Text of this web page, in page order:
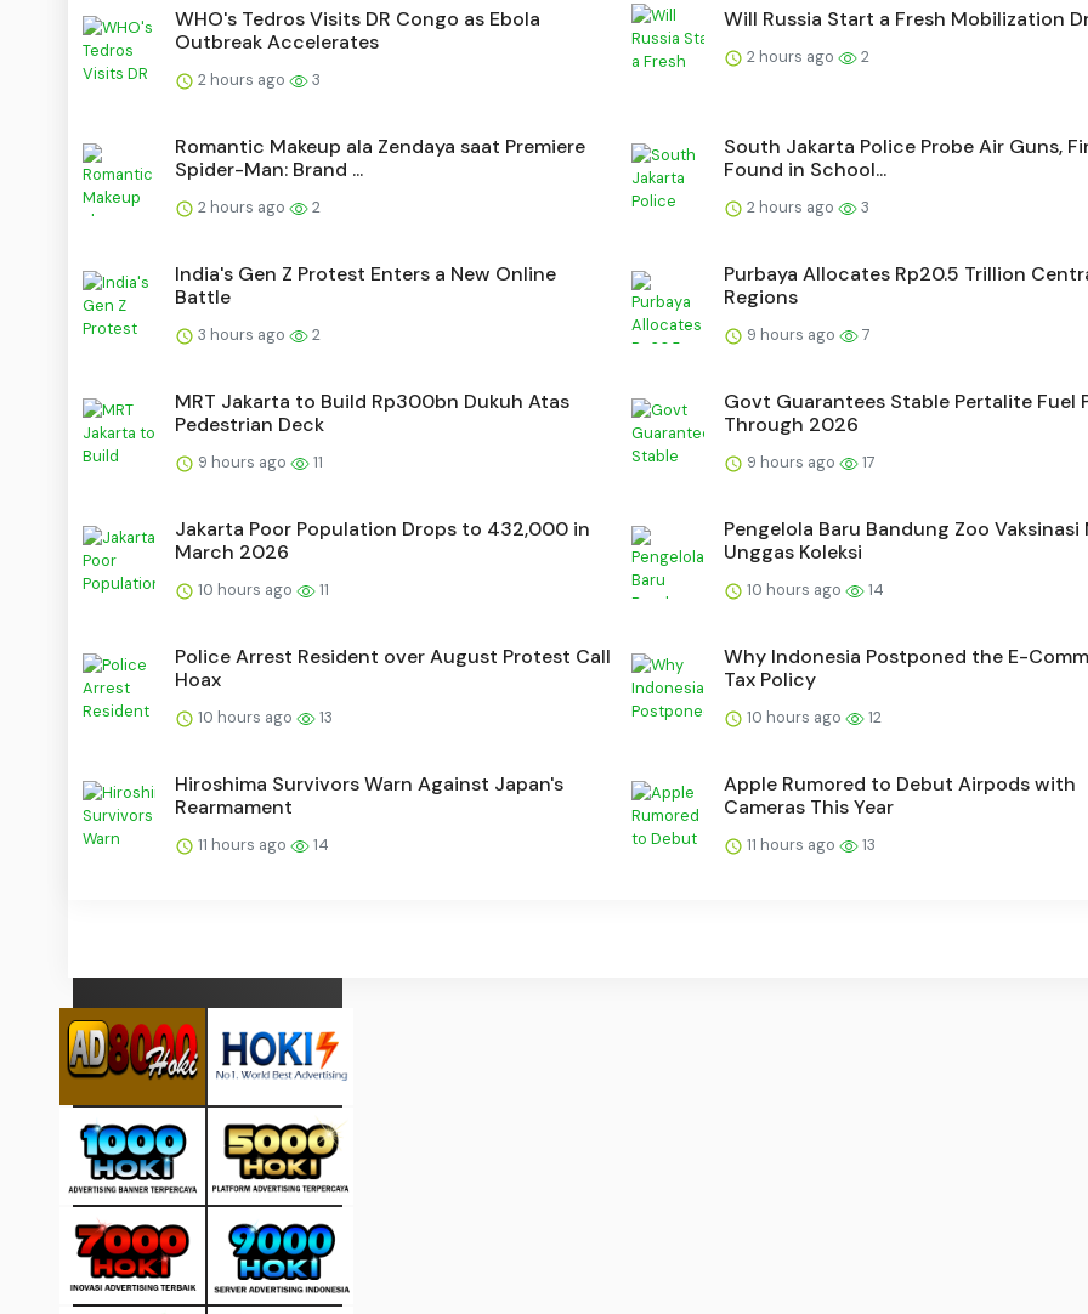
WHO's Tedros Visits DR Congo as Ebola
Outbreak Accelerates
2 hours ago 3
Will Russia Start a Fresh Mobilization
2 hours ago 2
Romantic Makeup ala Zendaya saat Premiere
Spider-Man: Brand ...
2 hours ago 2
South Jakarta Police Probe Air Guns,
Found in School...
2 hours ago 3
India's Gen Z Protest Enters a New Online
Battle
3 hours ago 2
Purbaya Allocates Rp20.5 Trillion
Regions
9 hours ago 7
MRT Jakarta to Build Rp300bn Dukuh Atas
Pedestrian Deck
9 hours ago 11
Govt Guarantees Stable Pertalite Fuel
Through 2026
9 hours ago 17
Jakarta Poor Population Drops to 432,000 in
March 2026
10 hours ago 11
Pengelola Baru Bandung Zoo Vaksinasi
Unggas Koleksi
10 hours ago 14
Police Arrest Resident over August Protest Call
Hoax
10 hours ago 13
Why Indonesia Postponed the E-
Tax Policy
10 hours ago 12
Hiroshima Survivors Warn Against Japan's
Rearmament
11 hours ago 14
Apple Rumored to Debut Airpods with
Cameras This Year
11 hours ago 13